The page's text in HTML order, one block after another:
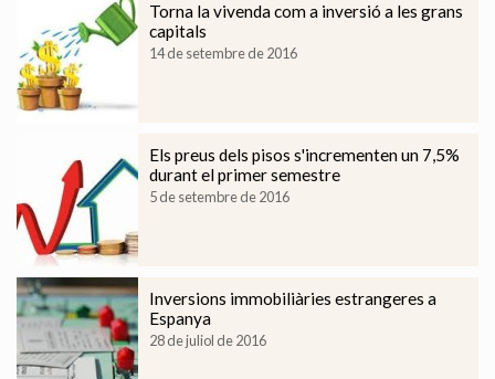
Torna la vivenda com a inversió a les grans
capitals
14 de setembre de 2016
Els preus dels pisos s'incrementen un 7,5%
durant el primer semestre
5 de setembre de 2016
Inversions immobiliàries estrangeres a
Espanya
28 de juliol de 2016